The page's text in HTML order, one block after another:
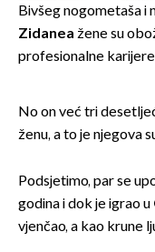
Bivšeg nogometaša
Zidanea žene su
profesionalne
No on već tri
ženu, a to je njegova
Podsjetimo, par se
godina i dok je igrao u
vjenčao, a kao krune